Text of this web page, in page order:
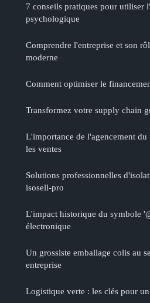
7 conseils pratiques pour utiliser
psychologique
Comprendre l'entreprise et son
moderne
Comment optimiser le
Transformez votre supply chain
L'importance de l'agencement
les ventes
Solutions professionnelles
isosell-pro
L'impact historique du symbole
électronique
Un grossiste emballage colis au
entreprise
Logistique verte : les clés pour